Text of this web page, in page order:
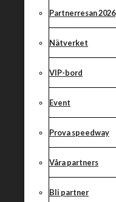
Partnerresan 2026
Nätverket
VIP-bord
Event
Prova speedway
Våra partners
Bli partner